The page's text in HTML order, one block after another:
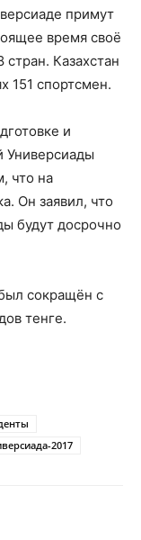
примут
время своё
Казахстан
151 спортсмен.
и
что на
Он заявил, что
будут досрочно
сокращён с
тенге.
2017